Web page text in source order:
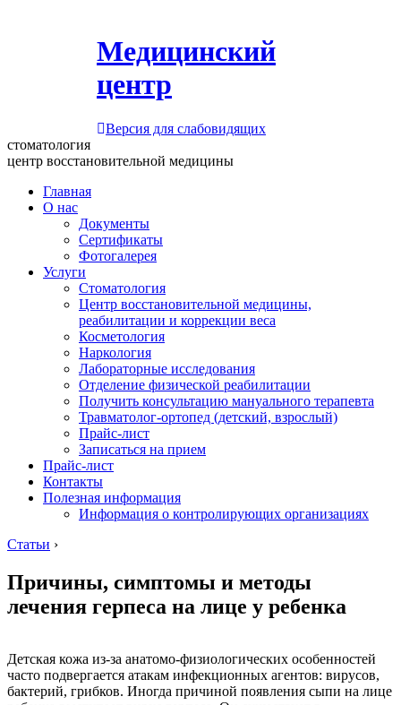
Медицинский
центр
Версия для слабовидящих
стоматология
центр восстановительной медицины
Главная
О нас
Документы
Сертификаты
Фотогалерея
Услуги
Стоматология
Центр восстановительной медицины,
реабилитации и коррекции веса
Косметология
Наркология
Лабораторные исследования
Отделение физической реабилитации
Получить консультацию мануального терапевта
Травматолог-ортопед (детский, взрослый)
Прайс-лист
Записаться на прием
Прайс-лист
Контакты
Полезная информация
Информация о контролирующих организациях
Статьи ›
Причины, симптомы и методы
лечения герпеса на лице у ребенка
Детская кожа из-за анатомо-физиологических особенностей
часто подвергается атакам инфекционных агентов: вирусов,
бактерий, грибков. Иногда причиной появления сыпи на лице